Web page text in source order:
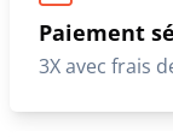
Paiement
3X avec frais